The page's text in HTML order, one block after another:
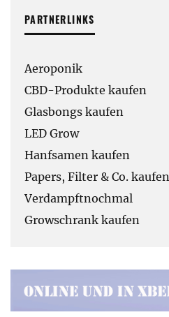
PARTNERLINKS
Aeroponik
CBD-Produkte kaufen
Glasbongs kaufen
LED Grow
Hanfsamen kaufen
Papers, Filter & Co. kaufen
Verdampftnochmal
Growschrank kaufen